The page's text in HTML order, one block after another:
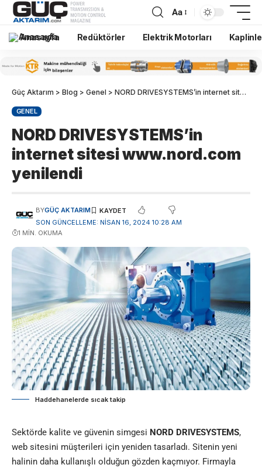
Aa
Anasayfa Redüktörler Elektrik Motorları
Güç Aktarım > Blog > Genel > NORD DRIVESYSTEMS’in internet sitesi www.nord.com yenilendi
GENEL
NORD DRIVESYSTEMS’in
internet sitesi www.nord.com
yenilendi
SON GÜNCELLEME: NISAN 16, 2024 10:28 AM
BYGÜÇ AKTARIM
1 MIN. OKUMA
Haddehanelerde sıcak takip
Sektörde kalite ve güvenin simgesi NORD DRIVESYSTEMS,
web sitesini müşterileri için yeniden tasarladı. Sitenin yeni
halinin daha kullanışlı olduğun gözden kaçmıyor. Firmayla